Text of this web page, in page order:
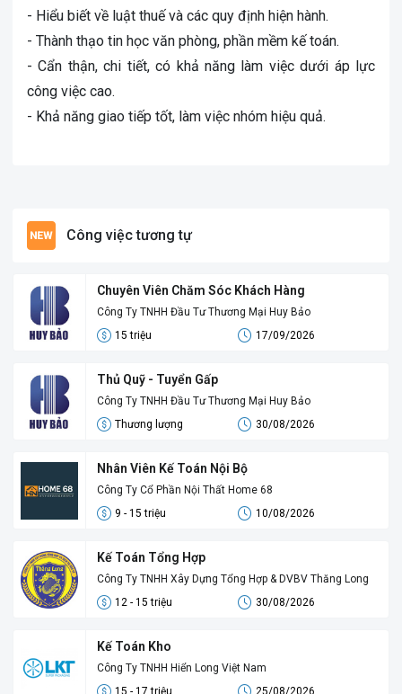
- Hiểu biết về luật thuế và các quy định hiện hành.
- Thành thạo tin học văn phòng, phần mềm kế toán.
- Cẩn thận, chi tiết, có khả năng làm việc dưới áp lực
công việc cao.
- Khả năng giao tiếp tốt, làm việc nhóm hiệu quả.
Công việc tương tự
Chuyên Viên Chăm Sóc Khách Hàng
Công Ty TNHH Đầu Tư Thương Mại Huy Bảo
15 triệu
17/09/2026
Thủ Quỹ - Tuyển Gấp
Công Ty TNHH Đầu Tư Thương Mại Huy Bảo
Thương lượng
30/08/2026
Nhân Viên Kế Toán Nội Bộ
Công Ty Cổ Phần Nội Thất Home 68
9 - 15 triệu
10/08/2026
Kế Toán Tổng Hợp
Công Ty TNHH Xây Dựng Tổng Hợp & DVBV Thăng Long
12 - 15 triệu
30/08/2026
Kế Toán Kho
Công Ty TNHH Hiển Long Việt Nam
15 - 17 triệu
25/08/2026